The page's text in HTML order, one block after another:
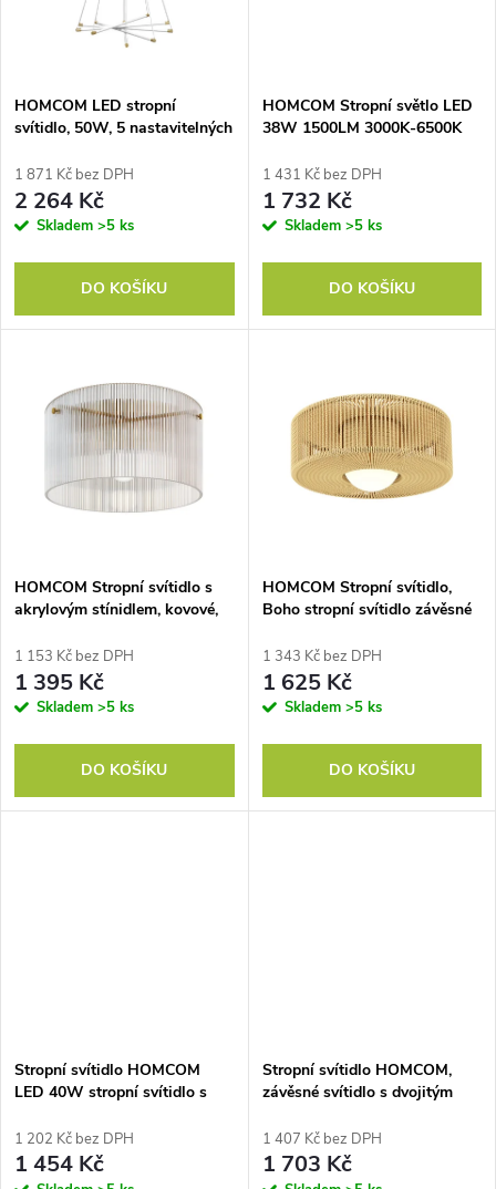
p
r
o
u
s
p
r
o
d
HOMCOM LED stropní
svítidlo, 50W, 5 nastavitelných
přizpůsobitelné, stropní
svítidlo do obývacího pokoje,
jídelny, kuchyně, zlatá + bílá
1 871 Kč bez DPH
2 264 Kč
Skladem >5 ks
DO KOŠÍKU
HOMCOM Stropní světlo LED
38W 1500LM 3000K-6500K
obývacího pokoje se 4
žárovkami dálkové ovládání
Černá+zlatá
1 431 Kč bez DPH
1 732 Kč
Skladem >5 ks
DO KOŠÍKU
HOMCOM Stropní svítidlo s
akrylovým stínidlem, kovové,
žárovkami a LED diodami
1 153 Kč bez DPH
1 395 Kč
Skladem >5 ks
DO KOŠÍKU
HOMCOM Stropní svítidlo,
Boho stropní svítidlo závěsné
stínidlo z konopného provazu
1 343 Kč bez DPH
1 625 Kč
Skladem >5 ks
DO KOŠÍKU
Stropní svítidlo HOMCOM
LED 40W stropní svítidlo s
nastavitelnými hlavicemi v
úhlu 90° se 3 paticemi E27
přírodní dřevo
1 202 Kč bez DPH
1 454 Kč
Stropní svítidlo HOMCOM,
závěsné svítidlo s dvojitým
krémově bílé
1 407 Kč bez DPH
1 703 Kč